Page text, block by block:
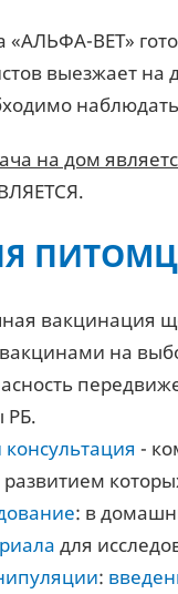
«АЛЬФА-ВЕТ»
выезжает на
на дом
вакцинация
на
РБ.
-
: в
для
: